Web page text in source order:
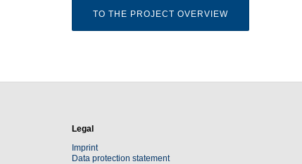
TO THE PROJECT OVERVIEW
Legal
Imprint
Data protection statement